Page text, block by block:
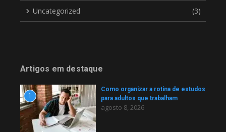
Uncategorized (3)
Artigos em destaque
1
Como organizar a rotina de estudos
para adultos que trabalham
agosto 8, 2026